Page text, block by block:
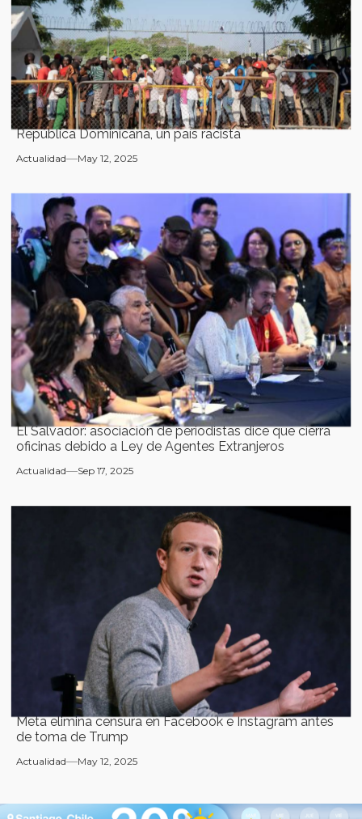
República Dominicana, un país racista
Actualidad May 12, 2025
El Salvador: asociación de periodistas dice que cierra
oficinas debido a Ley de Agentes Extranjeros
Actualidad Sep 17, 2025
Meta elimina censura en Facebook e Instagram antes
de toma de Trump
Actualidad May 12, 2025